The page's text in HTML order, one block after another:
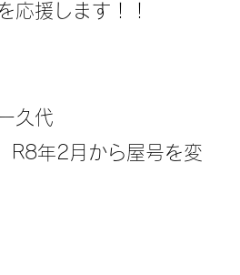
応援します！！
久代
R8年2月から屋号を変